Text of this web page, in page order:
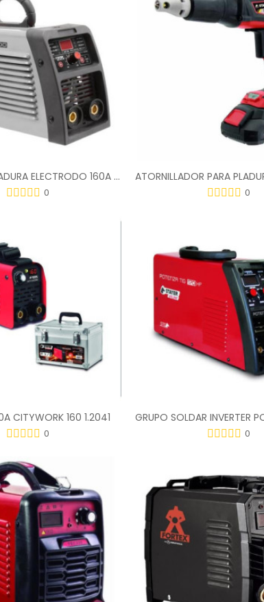
EQUIPO SOLDADURA ELECTRODO 160A PROGRES S1600K
0 0
CITYWORK 160 1.2041
0 0